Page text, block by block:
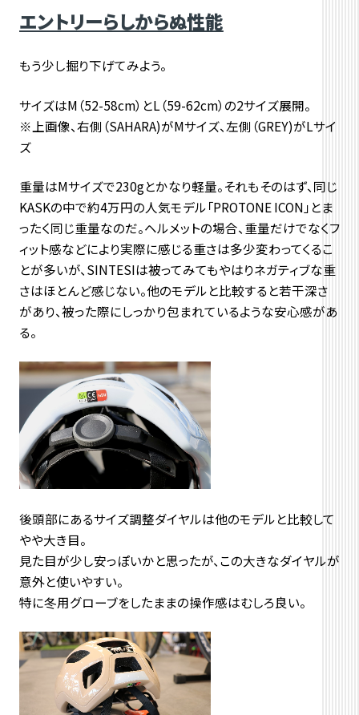
エントリーらしからぬ性能
もう少し掘り下げてみよう。
サイズはM（52-58cm）とL（59-62cm）の2サイズ展開。
※上画像、右側（SAHARA)がMサイズ、左側（GREY)がLサイ
ズ
重量はMサイズで230gとかなり軽量。それもそのはず、同じ
KASKの中で約4万円の人気モデル「PROTONE ICON」とま
ったく同じ重量なのだ。ヘルメットの場合、重量だけでなくフ
ィット感などにより実際に感じる重さは多少変わってくるこ
とが多いが、SINTESIは被ってみてもやはりネガティブな重
さはほとんど感じない。他のモデルと比較すると若干深さ
があり、被った際にしっかり包まれているような安心感があ
る。
後頭部にあるサイズ調整ダイヤルは他のモデルと比較して
やや大き目。
見た目が少し安っぽいかと思ったが、この大きなダイヤルが
意外と使いやすい。
特に冬用グローブをしたままの操作感はむしろ良い。